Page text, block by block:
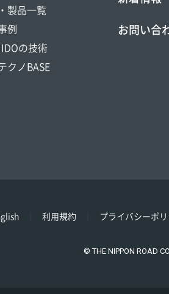
製品一覧
例
の技術
クノBASE
お問い合
利用規約 プライバシーポ
© THE NIPPON ROAD